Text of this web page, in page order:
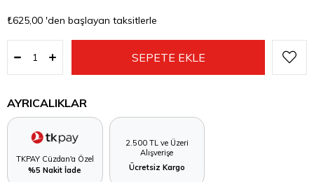
₺625,00 'den başlayan taksitlerle
AYRICALIKLAR
TKPAY Cüzdan'a Özel
%5 Nakit İade
2.500 TL ve Üzeri
Alışverişe
Ücretsiz Kargo